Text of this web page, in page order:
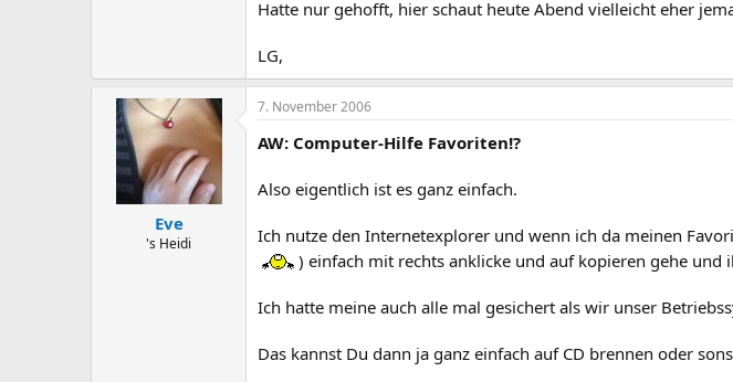
Hatte nur gehofft, hier schaut heute Abend vielleicht eher
LG,
Eve
's Heidi
7. November 2006
AW: Computer-Hilfe Favoriten!?
Also eigentlich ist es ganz einfach.
Ich nutze den Internetexplorer und wenn ich da meinen
) einfach mit rechts anklicke und auf kopieren gehe
Ich hatte meine auch alle mal gesichert als wir unser
Das kannst Du dann ja ganz einfach auf CD brennen oder